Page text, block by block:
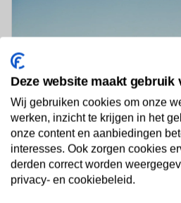
Last Minutes
Bekijk aanbod
Deze website maakt gebruik
Wij gebruiken cookies om onze
werken, inzicht te krijgen in het
onze content en aanbiedingen
interesses. Ook zorgen cookies
derden correct worden
privacy- en cookiebeleid.